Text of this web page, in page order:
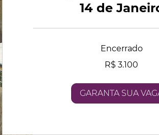
14 de
Encerrado
R$ 3.100
GARANTA SUA